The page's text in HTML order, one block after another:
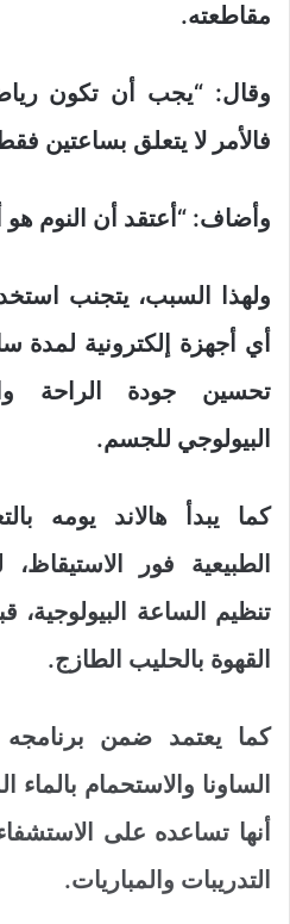
مقاطعته.
وقال: “يجب أن تكون
فالأمر لا يتعلق بساعتين
وأضاف: “أعتقد أن النوم
ولهذا السبب، يتجنب
أي أجهزة إلكترونية لمدة
تحسين جودة الراحة
البيولوجي للجسم.
كما يبدأ هالاند يومه
الطبيعية فور
تنظيم الساعة البيولوجية،
القهوة بالحليب الطازج.
كما يعتمد ضمن
الساونا والاستحمام
أنها تساعده على
التدريبات والمباريات.